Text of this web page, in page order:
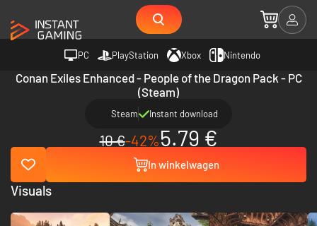
PC PlayStation Xbox Nintendo
Conan Exiles Enhanced - People of the Dragon Pack - PC
(Steam)
Steam Instant download
10 €-42%5.79 €
In winkelwagen
Visuals